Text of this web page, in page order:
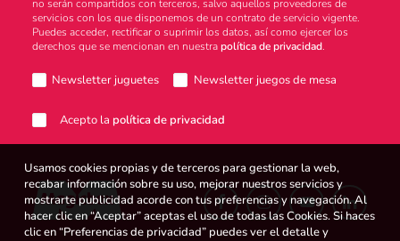
no serán compartidos con terceros, salvo aquellos proveedores de
servicios con los que disponemos de un contrato de servicio vigente.
Puedes acceder, rectificar o suprimir los datos, así como ejercer los
derechos que se mencionan en nuestrapolítica de privacidad.
Newsletter juguetes Newsletter juegos de mesa
Acepto la política de privacidad
Usamos cookies propias y de terceros para gestionar la web,
recabar información sobre su uso, mejorar nuestros servicios y
mostrarte publicidad acorde con tus preferencias y navegación. Al
hacer clic en “Aceptar” aceptas el uso de todas las Cookies. Si haces
clic en “Preferencias de privacidad” puedes ver el detalle y